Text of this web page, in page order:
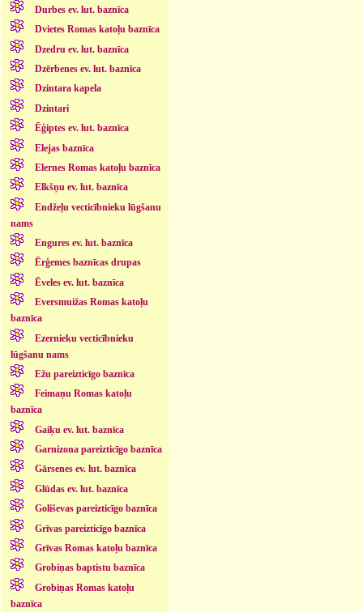
Durbes ev. lut. baznīca
Dvietes Romas katoļu baznīca
Dzedru ev. lut. baznīca
Dzērbenes ev. lut. baznīca
Dzintara kapela
Dzintari
Ēģiptes ev. lut. baznīca
Elejas baznīca
Elernes Romas katoļu baznīca
Elkšņu ev. lut. baznīca
Endžeļu vecticībnieku lūgšanu
nams
Engures ev. lut. baznīca
Ērģemes baznīcas drupas
Ēveles ev. lut. baznīca
Eversmuižas Romas katoļu
baznīca
Ezernieku vecticībnieku
lūgšanu nams
Ežu pareizticīgo baznīca
Feimaņu Romas katoļu
baznīca
Gaiķu ev. lut. baznīca
Garnizona pareizticīgo baznīca
Gārsenes ev. lut. baznīca
Glūdas ev. lut. baznīca
Goliševas pareizticīgo baznīca
Grīvas pareizticīgo baznīca
Grīvas Romas katoļu baznīca
Grobiņas baptistu baznīca
Grobiņas Romas katoļu
baznīca